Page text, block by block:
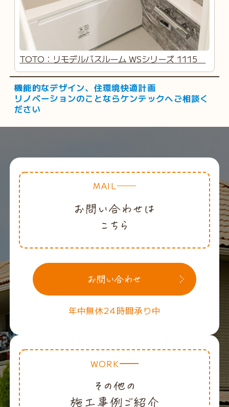
TOTO：リモデルバスルーム WSシリーズ 1115
機能的なデザイン、住環境快適計画
リノベーションのことならケンテックへご相談く
ださい
MAIL
年中無休24時間承り中
WORK